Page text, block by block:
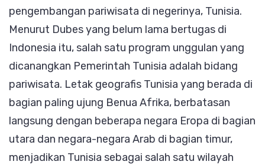
pengembangan pariwisata di negerinya, Tunisia.
Menurut Dubes yang belum lama bertugas di
Indonesia itu, salah satu program unggulan yang
dicanangkan Pemerintah Tunisia adalah bidang
pariwisata. Letak geografis Tunisia yang berada di
bagian paling ujung Benua Afrika, berbatasan
langsung dengan beberapa negara Eropa di bagian
utara dan negara-negara Arab di bagian timur,
menjadikan Tunisia sebagai salah satu wilayah